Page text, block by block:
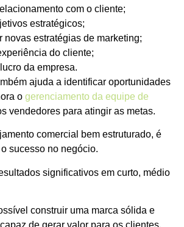
com o cliente;
estratégicos;
novas estratégias de marketing;
do cliente;
da empresa.
ajuda a identificar oportunidades
o gerenciamento da equipe de
vendedores para atingir as metas.
comercial bem estruturado, é
sucesso no negócio.
significativos em curto, médio
construir uma marca sólida e
de gerar valor para os clientes.